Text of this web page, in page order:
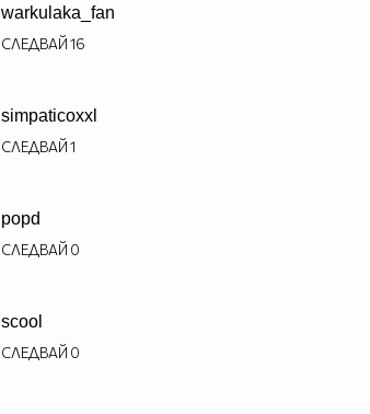
warkulaka_fan
СЛЕДВАЙ16
simpaticoxxl
СЛЕДВАЙ1
popd
СЛЕДВАЙ 0
scool
СЛЕДВАЙ 0